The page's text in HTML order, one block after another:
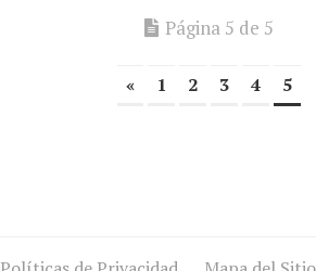
Página 5 de 5
« 1 2 3 4 5